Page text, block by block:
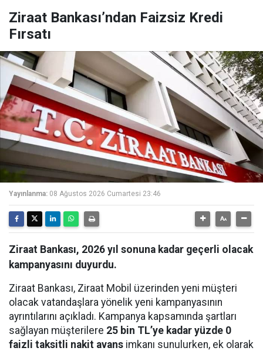
Ziraat Bankası’ndan Faizsiz Kredi
Fırsatı
Yayınlanma: 08 Ağustos 2026 Cumartesi 23:46
Ziraat Bankası, 2026 yıl sonuna kadar geçerli olacak
kampanyasını duyurdu.
Ziraat Bankası, Ziraat Mobil üzerinden yeni müşteri
olacak vatandaşlara yönelik yeni kampanyasının
ayrıntılarını açıkladı. Kampanya kapsamında şartları
sağlayan müşterilere 25 bin TL’ye kadar yüzde 0
faizli taksitli nakit avans imkanı sunulurken, ek olarak